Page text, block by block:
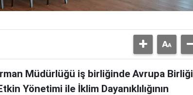
Müdürlüğü iş birliğinde Avrupa Birliği
Yönetimi ile İklim Dayanıklılığının